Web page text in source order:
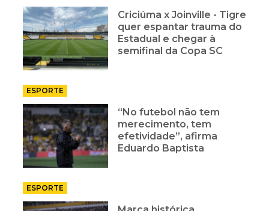
Criciúma x Joinville - Tigre
quer espantar trauma do
Estadual e chegar à
semifinal da Copa SC
ESPORTE
“No futebol não tem
merecimento, tem
efetividade”, afirma
Eduardo Baptista
ESPORTE